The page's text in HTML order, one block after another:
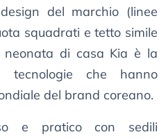
del marchio (linee
squadrati e tetto simile
di casa Kia è la
tecnologie che hanno
del brand coreano.
e pratico con sedili